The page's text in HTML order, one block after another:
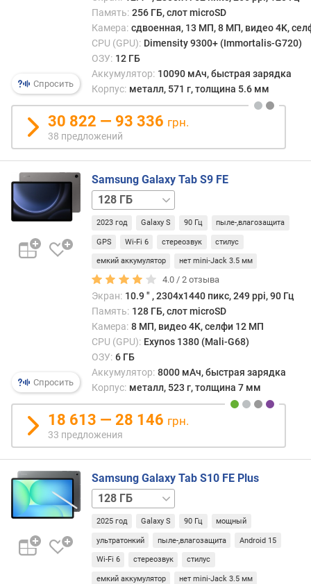
а
я
а
т
ь
(
Г
)
а
я
п
а
м
я
т
ь
(
Г
Б
)
Спросить
Память: 256 ГБ, слот microSD
Камера: сдвоенная, 13 МП, 8 МП, видео 4K,
CPU (GPU): Dimensity 9300+ (Immortalis-G720)
ОЗУ: 12 ГБ
Аккумулятор: 10090 мАч, быстрая зарядка
Корпус: металл, 571 г, толщина 5.6 мм
30 822 — 93 336 грн.
38 предложений
Спросить
Samsung Galaxy Tab S9 FE
128 ГБ
/
5G
2023 год Galaxy S 90 Гц пыле-,влагозащита
GPS Wi-Fi 6 стереозвук стилус
емкий аккумулятор нет mini-Jack 3.5 мм
4.0 /2 отзыва
Экран: 10.9 ″ , 2304x1440 пикс, 249 ppi, 90 Гц
Память: 128 ГБ, слот microSD
Камера: 8 МП, видео 4K, селфи 12 МП
CPU (GPU): Exynos 1380 (Mali-G68)
ОЗУ: 6 ГБ
Аккумулятор: 8000 мАч, быстрая зарядка
Корпус: металл, 523 г, толщина 7 мм
18 613 — 28 146 грн.
33 предложения
Samsung Galaxy Tab S10 FE Plus
128 ГБ
/
5G256 ГБ
256 ГБ
5G
2025 год Galaxy S 90 Гц мощный
ультратонкий пыле-,влагозащита Android 15
Wi-Fi 6 стереозвук стилус
емкий аккумулятор нет mini-Jack 3.5 мм